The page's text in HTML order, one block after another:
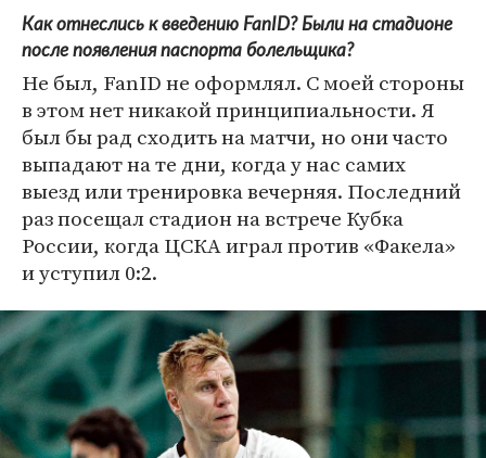
Как отнеслись к введению FanID? Были на стадионе
после появления паспорта болельщика?
Не был, FanID не оформлял. С моей стороны
в этом нет никакой принципиальности. Я
был бы рад сходить на матчи, но они часто
выпадают на те дни, когда у нас самих
выезд или тренировка вечерняя. Последний
раз посещал стадион на встрече Кубка
России, когда ЦСКА играл против «Факела»
и уступил 0:2.